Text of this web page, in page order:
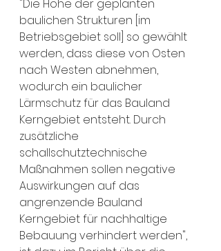
"Die Höhe der geplanten
baulichen Strukturen [im
Betriebsgebiet soll] so gewählt
werden, dass diese von Osten
nach Westen abnehmen,
wodurch ein baulicher
Lärmschutz für das Bauland
Kerngebiet entsteht. Durch
zusätzliche
schallschutztechnische
Maßnahmen sollen negative
Auswirkungen auf das
angrenzende Bauland
Kerngebiet für nachhaltige
Bebauung verhindert werden",